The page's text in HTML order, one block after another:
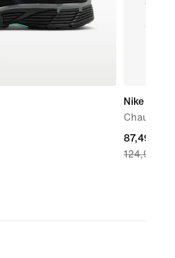
Nike P-
current
price
124,99 €
87,49 €
124,99 €